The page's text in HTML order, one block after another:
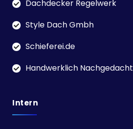
Dachdecker Regelwerk
Style Dach Gmbh
Schieferei.de
Handwerklich Nachgedacht
Intern